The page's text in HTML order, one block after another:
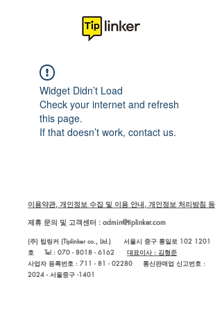
Widget Didn’t Load
Check your internet and refresh
this page.
If that doesn’t work, contact us.
이용약관, 개인정보 수집 및 이용 안내, 개인정보 처리방침 등
제휴 문의 및 고객센터 : admin@tiplinker.com
(주) 팁링커 (Tiplinker co., Ltd.) 서울시 중구 통일로 102 1201
호 Tel : 070 - 8018 - 6162 대표이사 : 김형준
사업자 등록번호 : 711 - 81 - 02280 통신판매업 신고번호 :
2024 - 서울중구 -1401